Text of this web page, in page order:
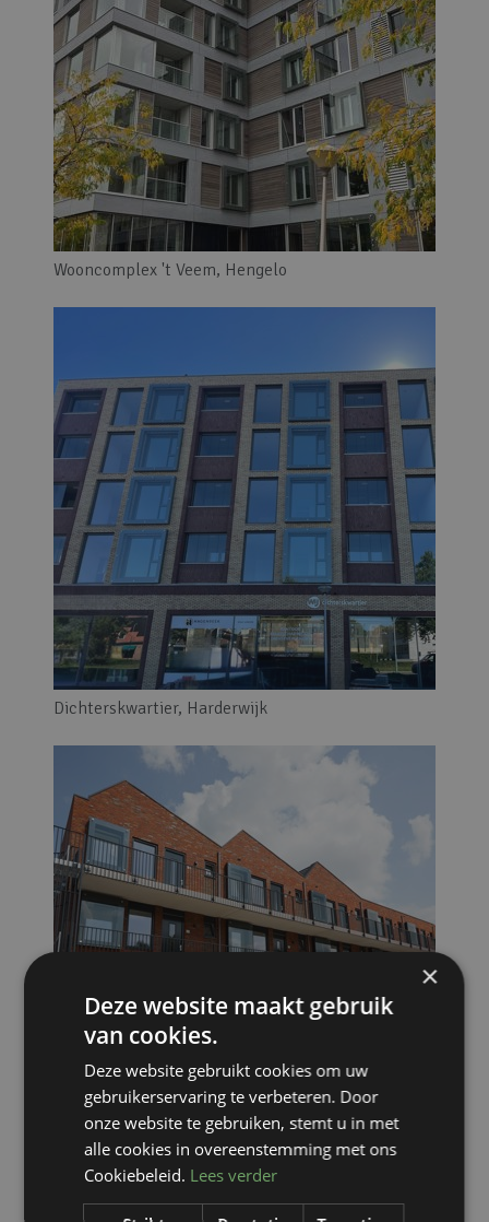
Wooncomplex 't Veem, Hengelo
Dichterskwartier, Harderwijk
Stationslocatie, Mijdrecht
×
Deze website maakt gebruik
van cookies.
Deze website gebruikt cookies om uw
gebruikerservaring te verbeteren. Door
onze website te gebruiken, stemt u in met
alle cookies in overeenstemming met ons
Cookiebeleid. Lees verder